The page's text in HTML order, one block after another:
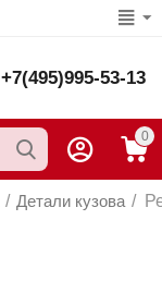
+7(495)995-53-13
0
/ Детали кузова /